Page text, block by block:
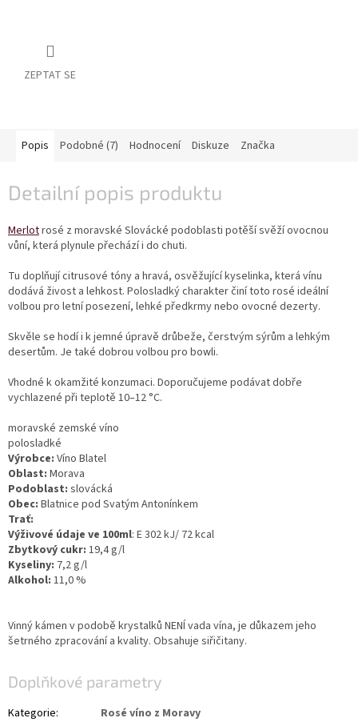
Delikatesy
vínu
BiB
vína
Značky
ZEPTAT SE
Popis Podobné (7) Hodnocení Diskuze Značka
Detailní popis produktu
Merlotrosé z moravské Slovácké podoblasti potěší svěží ovocnou
vůní, která plynule přechází i do chuti.
Tu doplňují citrusové tóny a hravá, osvěžující kyselinka, která vínu
dodává živost a lehkost. Polosladký charakter činí toto rosé ideální
volbou pro letní posezení, lehké předkrmy nebo ovocné dezerty.
Skvěle se hodí i k jemné úpravě drůbeže, čerstvým sýrům a lehkým
desertům. Je také dobrou volbou pro bowli.
Vhodné k okamžité konzumaci. Doporučujeme podávat dobře
vychlazené při teplotě 10–12 °C.
moravské zemské víno
polosladké
Výrobce: Víno Blatel
Oblast: Morava
Podoblast: slovácká
Obec: Blatnice pod Svatým Antonínkem
Trať:
Výživové údaje ve 100ml: E 302 kJ/ 72 kcal
Zbytkový cukr: 19,4 g/l
Kyseliny: 7,2 g/l
Alkohol: 11,0 %
Vinný kámen v podobě krystalků NENÍ vada vína, je důkazem jeho
šetrného zpracování a kvality. Obsahuje siřičitany.
Doplňkové parametry
Kategorie: Rosé víno z Moravy